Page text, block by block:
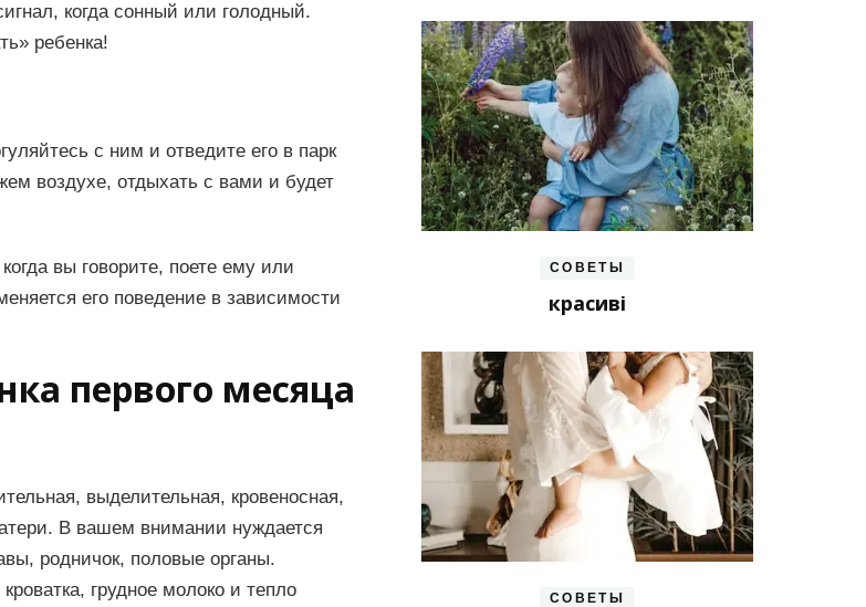
когда сонный или голодный.
ребенка!
с ним и отведите его в парк
воздухе, отдыхать с вами и будет
вы говорите, поете ему или
его поведение в зависимости
первого месяца
выделительная, кровеносная,
В вашем внимании нуждается
родничок, половые органы.
грудное молоко и тепло
СОВЕТЫ
красиві
СОВЕТЫ